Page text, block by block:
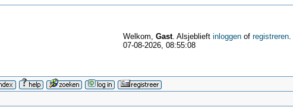
Welkom, Gast. Alsjeblieft inloggenof registreren.
07-08-2026, 08:55:08